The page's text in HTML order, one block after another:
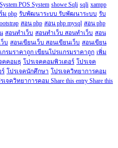
POS System showe Sqli sqli xampp
ม php รับพัฒนาระบบ รับพัฒนาระบบ รับ
สอน php สอน php mysql สอน php
สอนทำเว็บ สอนทำเว็บ สอนทำเว็บ สอน
บ สอนเขียนเว็บ สอนเขียนเว็บ สอนเขียน
กรมราคาถูก เขียนโปรแกรมราคาถูก เพิ่ม
คคอมธุ โปรเจคคอมพิวเตอร์ โปรเจค
ร์ โปรเจคนักศึกษา โปรเจควิทยาการคอม
เจควิทยาการคอม Share this entry Share this